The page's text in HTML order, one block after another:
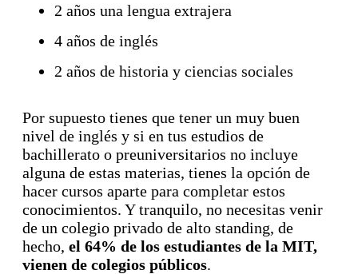
2 años una lengua extrajera
4 años de inglés
2 años de historia y ciencias sociales
Por supuesto tienes que tener un muy buen
nivel de inglés y si en tus estudios de
bachillerato o preuniversitarios no incluye
alguna de estas materias, tienes la opción de
hacer cursos aparte para completar estos
conocimientos. Y tranquilo, no necesitas venir
de un colegio privado de alto standing, de
hecho, el 64% de los estudiantes de la MIT,
vienen de colegios públicos.